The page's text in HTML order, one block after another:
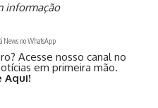
informação
News no WhatsApp
Acesse nosso canal no
em primeira mão.
Aqui!